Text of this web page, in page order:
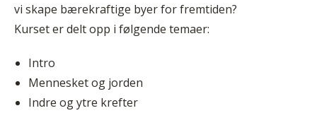
vi skape bærekraftige byer for fremtiden?
Kurset er delt opp i følgende temaer:
Intro
Mennesket og jorden
Indre og ytre krefter